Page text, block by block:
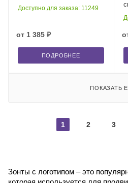
Доступно для заказа: 11249
от 1 385 ₽
ПОДРОБНЕЕ
ПОКАЗАТЬ
1 2 3
Зонты с логотипом – это